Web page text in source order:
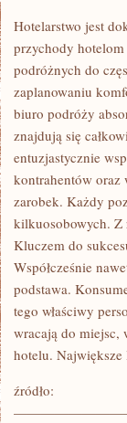
BRANŻĘ
Z
KTÓRE
Hotelarstwo jest
przychody
podróżnych do
zaplanowaniu
biuro podróży
znajdują się
entuzjastycznie
kontrahentów oraz
zarobek. Każdy
kilkuosobowych. Z
Kluczem do
Współcześnie
podstawa.
tego właściwy
wracają do miejsc,
hotelu.
źródło: